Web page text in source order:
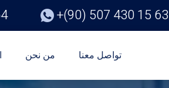
+(90) 507 430 15 63
من نحن تواصل معنا